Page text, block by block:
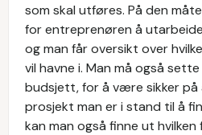
som skal utføres. På den
for entreprenøren å
og man får oversikt over
vil havne i. Man må også
budsjett, for å være sikker på
prosjekt man er i stand til å
kan man også finne ut